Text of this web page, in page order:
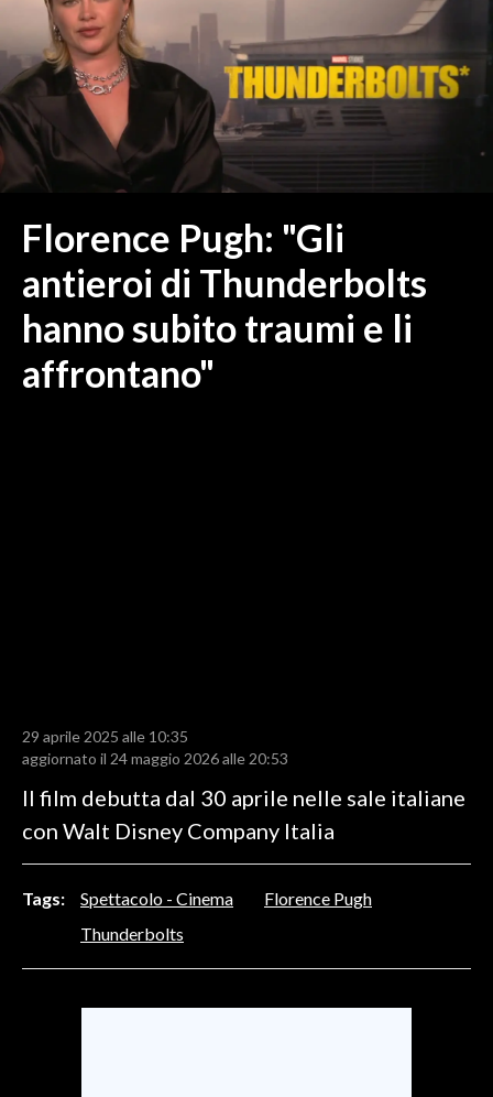
MEDIO CAMPIDANO
ORISTANO E PROVINCIA
SASSARI E PROVINCIA
GALLURA
NUORO E PROVINCIA
OGLIASTRA
ITALIA
MONDO
POLITICA
CALCIO
CALCIO REGIONALE
BASKET
VOLLEY
MOTORI
TENNIS
ALTRI SPORT
Florence Pugh: "Gli
antieroi di Thunderbolts
hanno subito traumi e li
affrontano"
29 aprile 2025 alle 10:35
aggiornato il 24 maggio 2026 alle 20:53
Il film debutta dal 30 aprile nelle sale italiane
con Walt Disney Company Italia
Tags: Spettacolo - Cinema
Florence Pugh
Thunderbolts